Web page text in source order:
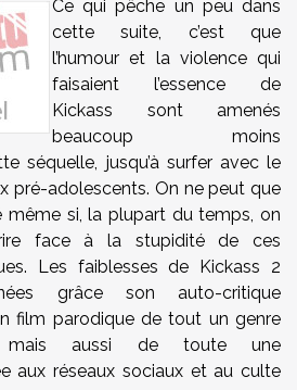
Ce qui pêche un peu dans
cette suite, c’est que
l’humour et la violence qui
faisaient l’essence de
Kickass sont amenés
beaucoup moins
séquelle, jusqu’à surfer avec le
pré-adolescents. On ne peut que
si, la plupart du temps, on
face à la stupidité de ces
Les faiblesses de Kickass 2
grâce son auto-critique
film parodique de tout un genre
mais aussi de toute une
aux réseaux sociaux et au culte